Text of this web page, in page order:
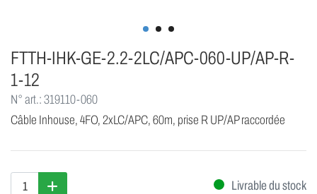
FTTH-IHK-GE-2.2-2LC/APC-060-UP/AP-R-
1-12
N° art.: 319110-060
Câble Inhouse, 4FO, 2xLC/APC, 60m, prise R UP/AP raccordée
Livrable du stock